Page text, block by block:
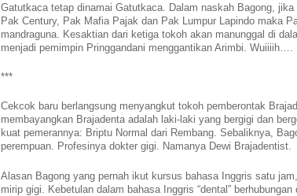
Gatutkaca tetap dinamai Gatutkaca. Dalam naskah Bagong,
Pak Century, Pak Mafia Pajak dan Pak Lumpur Lapindo maka
mandraguna. Kesaktian dari ketiga tokoh akan manunggal di
menjadi pemimpin Pringgandani menggantikan Arimbi. Wuiiiih….
***
Cekcok baru berlangsung menyangkut tokoh pemberontak
membayangkan Brajadenta adalah laki-laki yang bergigi dan
kuat pemerannya: Briptu Normal dari Rembang. Sebaliknya,
perempuan. Profesinya dokter gigi. Namanya Dewi Brajadentist.
Alasan Bagong yang pernah ikut kursus bahasa Inggris satu
mirip gigi. Kebetulan dalam bahasa Inggris “dental” berhubungan